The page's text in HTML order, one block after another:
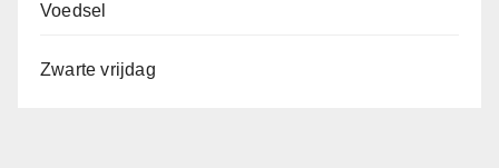
Voedsel
Zwarte vrijdag